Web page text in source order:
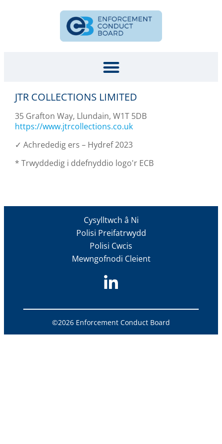
JTR COLLECTIONS LIMITED
35 Grafton Way, Llundain, W1T 5DB
https://www.jtrcollections.co.uk
✓ Achrededig ers – Hydref 2023
* Trwyddedig i ddefnyddio logo'r ECB
Cysylltwch â Ni
Polisi Preifatrwydd
Polisi Cwcis
Mewngofnodi Cleient
©2026 Enforcement Conduct Board